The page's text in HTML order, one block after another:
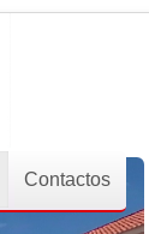
Contactos